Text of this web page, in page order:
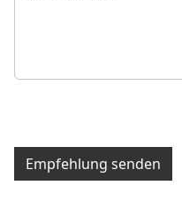
Empfehlung senden